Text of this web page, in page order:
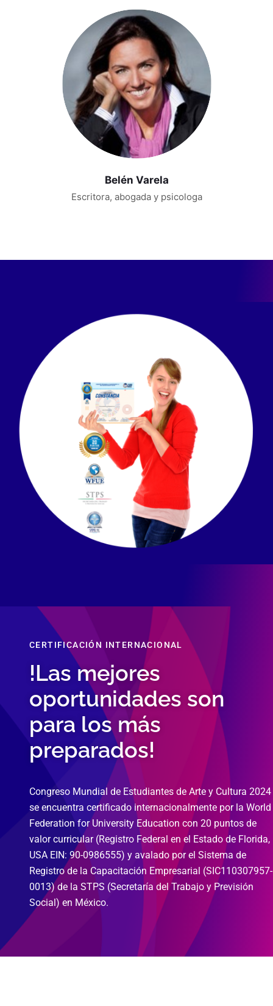
Belén Varela
Escritora, abogada y psicologa
CERTIFICACIÓN INTERNACIONAL
!Las mejores
oportunidades son
para los más
preparados!
Congreso Mundial de Estudiantes de Arte y Cultura 2024
se encuentra certificado internacionalmente por la World
Federation for University Education con 20 puntos de
valor curricular (Registro Federal en el Estado de Florida,
USA EIN: 90-0986555) y avalado por el Sistema de
Registro de la Capacitación Empresarial (SIC110307957-
0013) de la STPS (Secretaría del Trabajo y Previsión
Social) en México.